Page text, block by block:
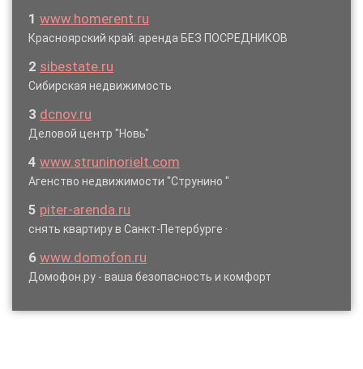
1 www.homerent.ru
Красноярский край: аренда БЕЗ ПОСРЕДНИКОВ
2 sibestate.ru
Сибирская недвижимость
3 dcnov.ru
Деловой центр "Новь"
4 www.struninorielt.com
Агенство недвижимости "Струнино "
5 piter-arenda.ru
снять квартиру в Санкт-Петербурге ·
6 www.domofon.ru
Домофон.ру - ваша безопасность и комфорт